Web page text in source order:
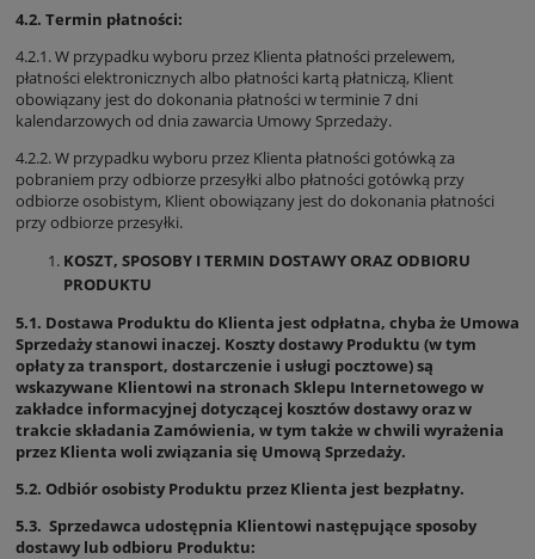
4.2. Termin płatności:
4.2.1. W przypadku wyboru przez Klienta płatności przelewem,
płatności elektronicznych albo płatności kartą płatniczą, Klient
obowiązany jest do dokonania płatności w terminie 7 dni
kalendarzowych od dnia zawarcia Umowy Sprzedaży.
4.2.2. W przypadku wyboru przez Klienta płatności gotówką za
pobraniem przy odbiorze przesyłki albo płatności gotówką przy
odbiorze osobistym, Klient obowiązany jest do dokonania płatności
przy odbiorze przesyłki.
KOSZT, SPOSOBY I TERMIN DOSTAWY ORAZ ODBIORU
PRODUKTU
5.1. Dostawa Produktu do Klienta jest odpłatna, chyba że Umowa
Sprzedaży stanowi inaczej. Koszty dostawy Produktu (w tym
opłaty za transport, dostarczenie i usługi pocztowe) są
wskazywane Klientowi na stronach Sklepu Internetowego w
zakładce informacyjnej dotyczącej kosztów dostawy oraz w
trakcie składania Zamówienia, w tym także w chwili wyrażenia
przez Klienta woli związania się Umową Sprzedaży.
5.2. Odbiór osobisty Produktu przez Klienta jest bezpłatny.
5.3. Sprzedawca udostępnia Klientowi następujące sposoby
dostawy lub odbioru Produktu: